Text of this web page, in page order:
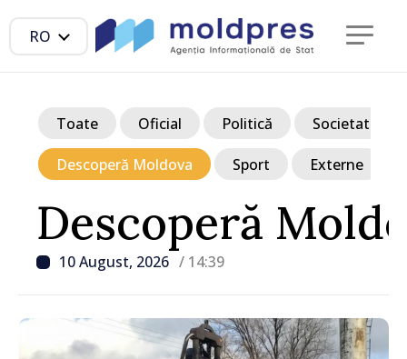
RO
Descoperă
10 August, 2026 / 14:39
Toate Oficial Politică Societate
Descoperă Moldova Sport Externe